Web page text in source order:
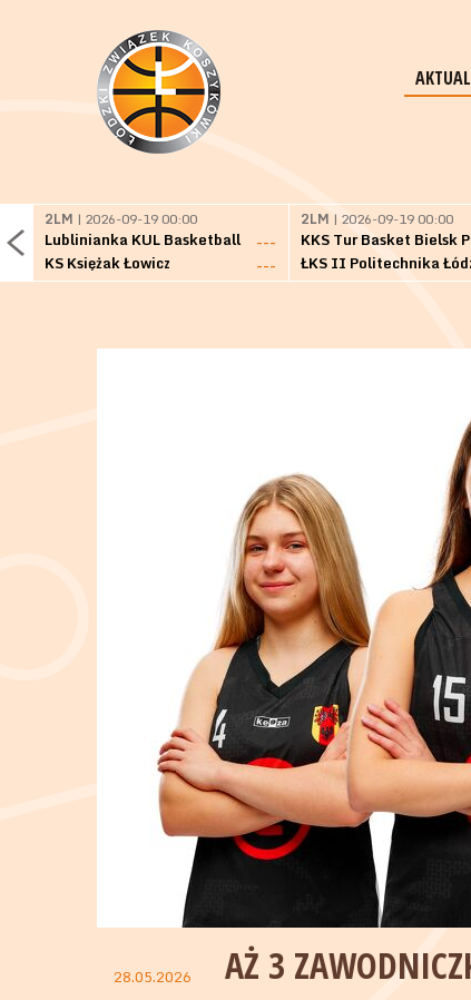
2LM | 2026-09-19 00:00
Lublinianka KUL Basketball
---
KS Księżak Łowicz
---
2LM | 2026-09-19 00:00
ŁKS II Politechnika
28.05.2026
AŻ 3